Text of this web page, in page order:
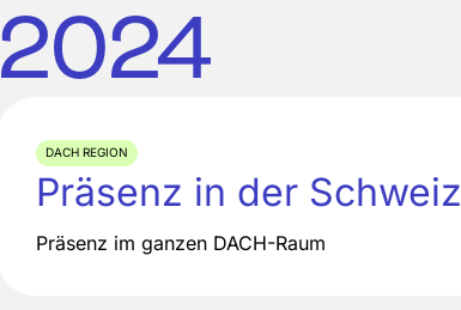
2024
DACH REGION
Präsenz in der Schweiz
Präsenz im ganzen DACH-Raum